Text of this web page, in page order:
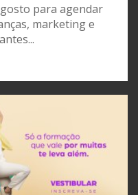
para agendar
marketing e